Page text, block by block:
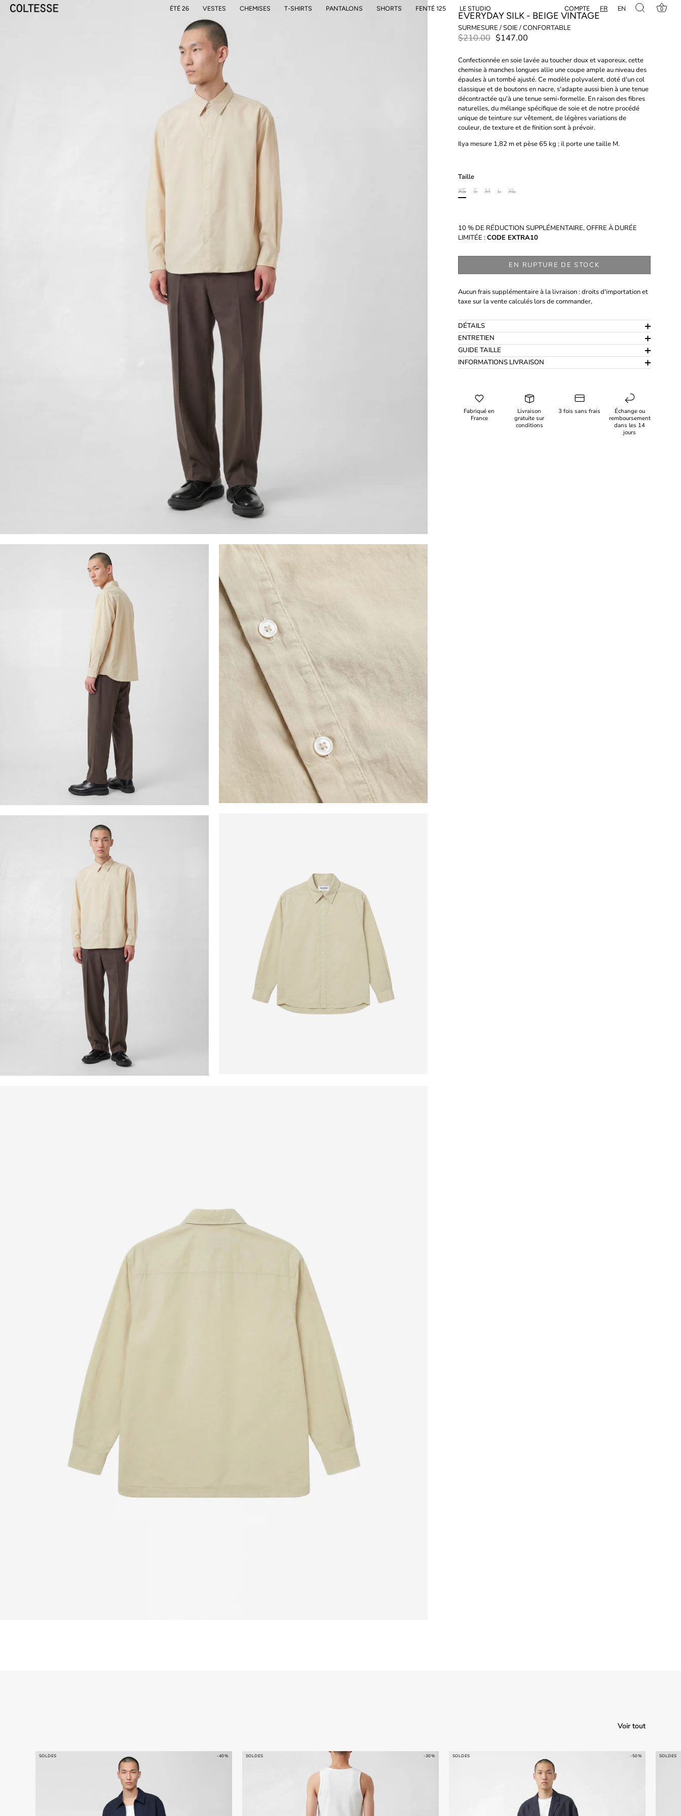
ÉTÉ 26 VESTES CHEMISES T-SHIRTS PANTALONS SHORTS FENTÉ 125 LE STUDIO COMPTE FR EN 0
EVERYDAY SILK - BEIGE VINTAGE
SURMESURE / SOIE / CONFORTABLE
$210.00 $147.00
Confectionnée en soie lavée au toucher doux et vaporeux, cette
chemise à manches longues allie une coupe ample au niveau des
épaules à un tombé ajusté. Ce modèle polyvalent, doté d'un col
classique et de boutons en nacre, s'adapte aussi bien à une tenue
décontractée qu'à une tenue semi-formelle. En raison des fibres
naturelles, du mélange spécifique de soie et de notre procédé
unique de teinture sur vêtement, de légères variations de
couleur, de texture et de finition sont à prévoir.
Ilya mesure 1,82 m et pèse 65 kg ; il porte une taille M.
Taille
XS
S M L XL
10 % DE RÉDUCTION SUPPLÉMENTAIRE, OFFRE À DURÉE
LIMITÉE :CODE EXTRA10
EN RUPTURE DE STOCK
Aucun frais supplémentaire à la livraison : droits d'importation et
taxe sur la vente calculés lors de commander,
DÉTAILS
ENTRETIEN
GUIDE TAILLE
INFORMATIONS LIVRAISON
Fabriqué en
France
Livraison
gratuite sur
conditions
3 fois sans frais
Échange ou
remboursement
dans les 14
jours
Voir tout
SOLDES -40% SOLDES -30% SOLDES -50% SOLDES